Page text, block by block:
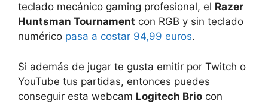
teclado mecánico gaming profesional, el Razer
Huntsman Tournament con RGB y sin teclado
numérico pasa a costar 94,99 euros.
Si además de jugar te gusta emitir por Twitch o
YouTube tus partidas, entonces puedes
conseguir esta webcam Logitech Brio con